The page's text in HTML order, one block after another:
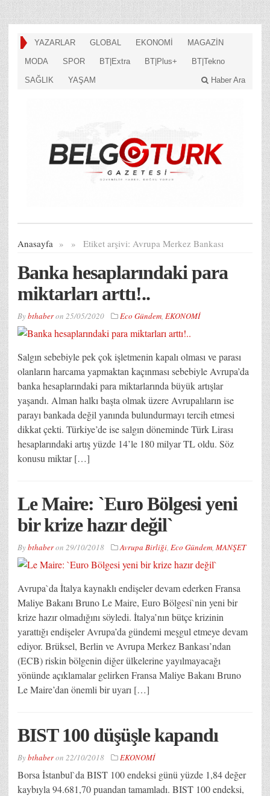
YAZARLAR GLOBAL EKONOMİ MAGAZİN
MODA SPOR BT|Extra BT|Plus+ BT|Tekno
SAĞLIK YAŞAM Haber Ara
Anasayfa » Etiket arşivi:
» Avrupa Merkez Bankası
Banka hesaplarındaki para
miktarları arttı!..
Bybthaberon 25/05/2020 Eco Gündem, EKONOMİ
Salgın sebebiyle pek çok işletmenin kapalı olması ve parası
olanların harcama yapmaktan kaçınması sebebiyle Avrupa’da
banka hesaplarındaki para miktarlarında büyük artışlar
yaşandı. Alman halkı başta olmak üzere Avrupalıların ise
parayı bankada değil yanında bulundurmayı tercih etmesi
dikkat çekti. Türkiye’de ise salgın döneminde Türk Lirası
hesaplarındaki artış yüzde 14’le 180 milyar TL oldu. Söz
konusu miktar […]
Le Maire: `Euro Bölgesi yeni
bir krize hazır değil`
Bybthaberon 29/10/2018 Avrupa Birliği, Eco Gündem, MANŞET
Avrupa`da İtalya kaynaklı endişeler devam ederken Fransa
Maliye Bakanı Bruno Le Maire, Euro Bölgesi`nin yeni bir
krize hazır olmadığını söyledi. İtalya’nın bütçe krizinin
yarattığı endişeler Avrupa’da gündemi meşgul etmeye devam
ediyor. Brüksel, Berlin ve Avrupa Merkez Bankası’ndan
(ECB) riskin bölgenin diğer ülkelerine yayılmayacağı
yönünde açıklamalar gelirken Fransa Maliye Bakanı Bruno
Le Maire’dan önemli bir uyarı […]
BIST 100 düşüşle kapandı
Bybthaberon 22/10/2018 EKONOMİ
Borsa İstanbul`da BIST 100 endeksi günü yüzde 1,84 değer
kaybıyla 94.681,70 puandan tamamladı. BIST 100 endeksi,